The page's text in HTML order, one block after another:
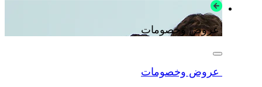
عروض وخصومات
عروض وخصومات